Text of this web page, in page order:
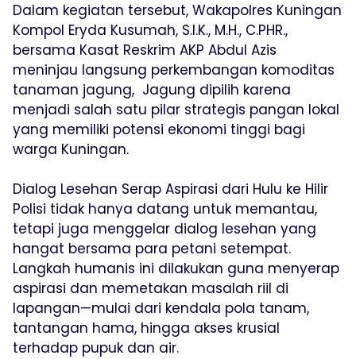
Dalam kegiatan tersebut, Wakapolres Kuningan
Kompol Eryda Kusumah, S.I.K., M.H., C.PHR.,
bersama Kasat Reskrim AKP Abdul Azis
meninjau langsung perkembangan komoditas
tanaman jagung, Jagung dipilih karena
menjadi salah satu pilar strategis pangan lokal
yang memiliki potensi ekonomi tinggi bagi
warga Kuningan.
Dialog Lesehan Serap Aspirasi dari Hulu ke Hilir
Polisi tidak hanya datang untuk memantau,
tetapi juga menggelar dialog lesehan yang
hangat bersama para petani setempat.
Langkah humanis ini dilakukan guna menyerap
aspirasi dan memetakan masalah riil di
lapangan—mulai dari kendala pola tanam,
tantangan hama, hingga akses krusial
terhadap pupuk dan air.